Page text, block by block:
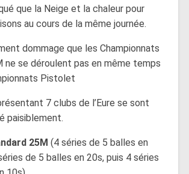
que la Neige et la chaleur pour
au cours de la même journée.
dommage que les Championnats
ne se déroulent pas en même temps
Pistolet
7 clubs de l’Eure se sont
paisiblement.
25M (4 séries de 5 balles en
de 5 balles en 20s, puis 4 séries